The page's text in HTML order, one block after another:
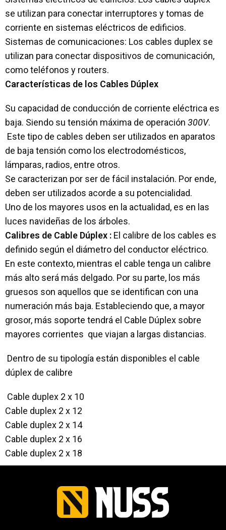
se utilizan para conectar interruptores y tomas de
corriente en sistemas eléctricos de edificios.
Sistemas de comunicaciones: Los cables duplex se
utilizan para conectar dispositivos de comunicación,
como teléfonos y routers.
Características de los Cables Dúplex
Su capacidad de conducción de corriente eléctrica es
baja. Siendo su tensión máxima de operación 300V.
Este tipo de cables deben ser utilizados en aparatos
de baja tensión como los electrodomésticos,
lámparas, radios, entre otros.
Se caracterizan por ser de fácil instalación. Por ende,
deben ser utilizados acorde a su potencialidad.
Uno de los mayores usos en la actualidad, es en las
luces navideñas de los árboles.
Calibres de Cable Dúplex : El calibre de los cables es
definido según el diámetro del conductor eléctrico.
En este contexto, mientras el cable tenga un calibre
más alto será más delgado. Por su parte, los más
gruesos son aquellos que se identifican con una
numeración más baja. Estableciendo que, a mayor
grosor, más soporte tendrá el Cable Dúplex sobre
mayores corrientes que viajan a largas distancias.
Dentro de su tipología están disponibles el cable
dúplex de calibre
Cable duplex 2 x 10
Cable duplex 2 x 12
Cable duplex 2 x 14
Cable duplex 2 x 16
Cable duplex 2 x 18